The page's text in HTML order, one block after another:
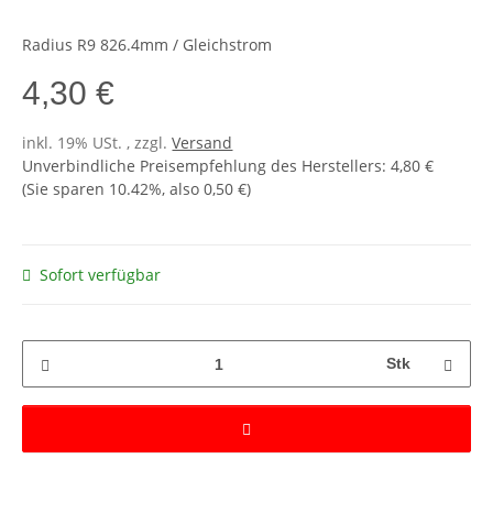
Radius R9 826.4mm / Gleichstrom
4,30 €
inkl. 19% USt. , zzgl.Versand
Unverbindliche Preisempfehlung des Herstellers:4,80 €
(Sie sparen 10.42%, also0,50 €)
Sofort verfügbar
Stk